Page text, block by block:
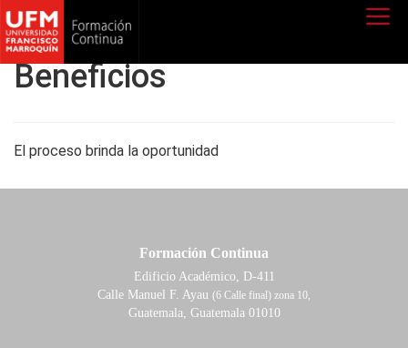
Beneficios
El proceso brinda la oportunidad
Formación Continua
Edificio Académico, D-411
Calle Manuel F. Ayau (6 Calle final) zona 10,
Guatemala, Guatemala 01010